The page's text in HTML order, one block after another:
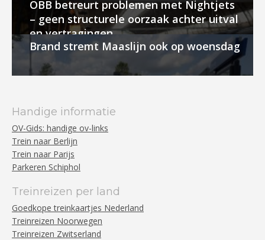
ÖBB betreurt problemen met Nightjets
– geen structurele oorzaak achter uitval
en vertragingen
Brand stremt Maaslijn ook op woensdag
Handige informatie
OV-Gids: handige ov-links
Trein naar Berlijn
Trein naar Parijs
Parkeren Schiphol
Treinreizen per land
Goedkope treinkaartjes Nederland
Treinreizen Noorwegen
Treinreizen Zwitserland